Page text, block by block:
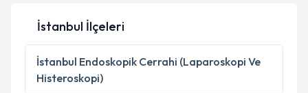
İstanbul İlçeleri
İstanbul Endoskopik Cerrahi (Laparoskopi Ve
Histeroskopi)